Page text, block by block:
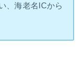
、海老名ICから